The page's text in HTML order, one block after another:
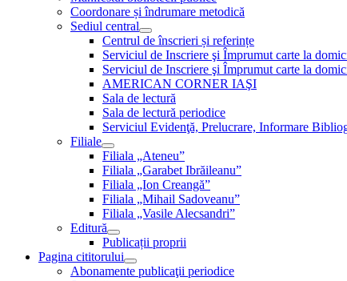
Coordonare și îndrumare metodică
Sediul central
Centrul de înscrieri și referințe
Serviciul de Inscriere şi Împrumut carte la
Serviciul de Inscriere şi Împrumut carte la
AMERICAN CORNER IAŞI
Sala de lectură
Sala de lectură periodice
Serviciul Evidenţă, Prelucrare, Informare
Filiale
Filiala „Ateneu”
Filiala „Garabet Ibrăileanu”
Filiala „Ion Creangă”
Filiala „Mihail Sadoveanu”
Filiala „Vasile Alecsandri”
Editură
Publicații proprii
Pagina cititorului
Abonamente publicaţii periodice